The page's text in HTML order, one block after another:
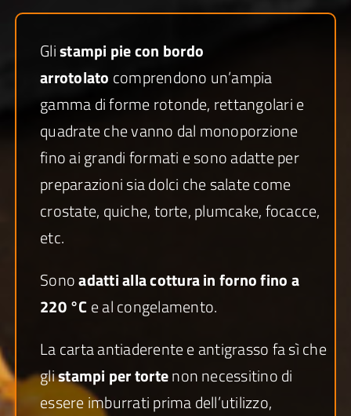
Glistampi pie con bordo
arrotolato comprendono un’ampia
gamma di forme rotonde, rettangolari e
quadrate che vanno dal monoporzione
fino ai grandi formati e sono adatte per
preparazioni sia dolci che salate come
crostate, quiche, torte, plumcake, focacce,
etc.
Sonoadatti alla cottura in forno fino a
220 °Ce al congelamento.
La carta antiaderente e antigrasso fa sì che
glistampi per tortenon necessitino di
essere imburrati prima dell’utilizzo,